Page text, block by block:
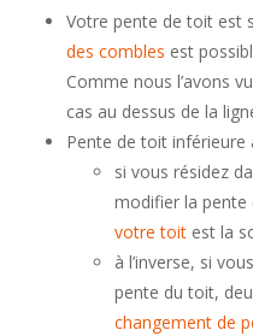
Votre pente de toit est
des combles est
Comme nous l’avons
cas au dessus de la
Pente de toit inférieure
si vous résidez
modifier la pente
votre toit est la
à l’inverse, si
pente du toit,
changement de